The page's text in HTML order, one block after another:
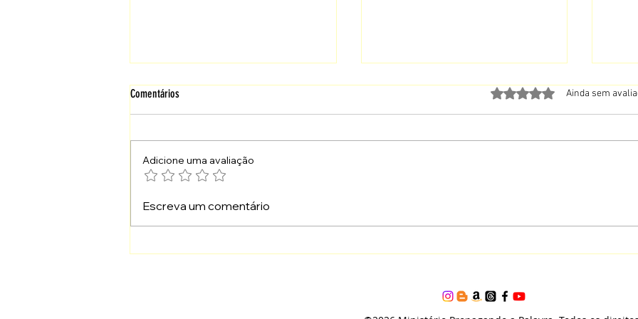
Quando o Não de Deus Também É Santo
Comentários Avaliado com 0 de 5
Ainda sem
Adicione uma avaliação
Escreva um comentário